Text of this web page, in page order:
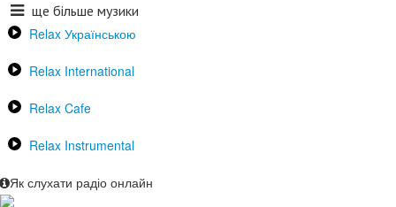
ще більше музики
Relax Українською
Relax International
Relax Cafe
Relax Instrumental
Як слухати радіо онлайн